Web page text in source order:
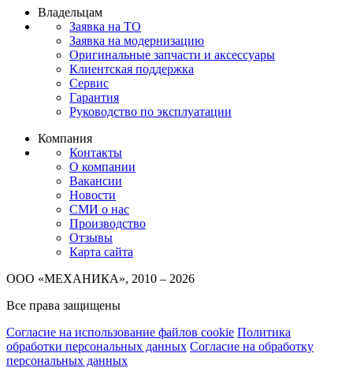
Владельцам
Заявка на ТО
Заявка на модернизацию
Оригинальные запчасти и аксессуары
Клиентская поддержка
Сервис
Гарантия
Руководство по эксплуатации
Компания
Контакты
О компании
Вакансии
Новости
СМИ о нас
Производство
Отзывы
Карта сайта
ООО «МЕХАНИКА», 2010 – 2026
Все права защищены
Согласие на использование файлов cookie Политика
обработки персональных данных Согласие на обработку
персональных данных